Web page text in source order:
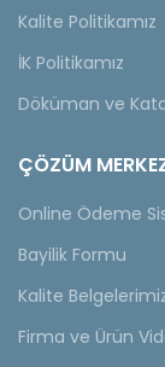
Kalite Politikamız
İK Politikamız
Döküman ve
ÇÖZÜM
Online Ödeme
Bayilik Formu
Kalite
Firma ve Ürün